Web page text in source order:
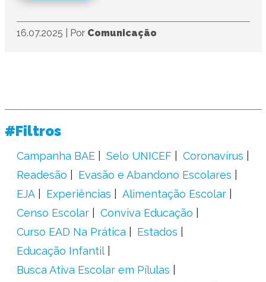
16.07.2025 Por Comunicação
#Filtros
Campanha BAE Selo UNICEF
Coronavírus
Readesão
Evasão e Abandono Escolares
EJA
Experiências
Alimentação Escolar
Censo Escolar
Conviva Educação
Curso EAD Na Prática
Estados
Educação Infantil
Busca Ativa Escolar em Pílulas